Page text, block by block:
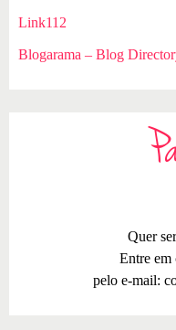
Link112
Blogarama – Blog
Quer
Entre em
pelo e-mail: